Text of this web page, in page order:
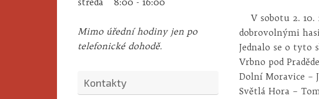
V sobotu 2.
dobrovolnými
Jednalo se o tyto
Vrbno pod
Dolní Moravice –
Světlá Hora –
středa
8:00 - 16:00
Mimo úřední hodiny jen po
telefonické dohodě.
Kontakty